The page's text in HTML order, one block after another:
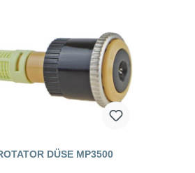
DÜSE MP3500